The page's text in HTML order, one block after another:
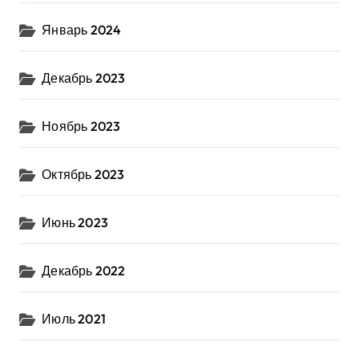
Январь 2024
Декабрь 2023
Ноябрь 2023
Октябрь 2023
Июнь 2023
Декабрь 2022
Июль 2021